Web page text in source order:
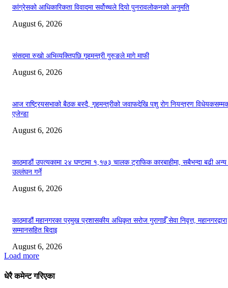
कांग्रेसको आधिकारिकता विवादमा सर्वोच्चले दियो पुनरावलोकनको अनुमति
August 6, 2026
संसदमा रुखो अभिव्यक्तिपछि गृहमन्त्री गुरुङले मागे माफी
August 6, 2026
आज राष्ट्रियसभाको बैठक बस्दै, गृहमन्त्रीको जवाफदेखि पशु रोग नियन्त्रण
एजेन्डा
August 6, 2026
काठमाडौं उपत्यकामा २४ घण्टामा १,१७३ चालक ट्राफिक कारबाहीमा, सबैभन्दा बढी
उल्लंघन गर्ने
August 6, 2026
काठमाडौं महानगरका प्रमुख प्रशासकीय अधिकृत सरोज गुरागाईँ सेवा निवृत्त, महानगरद्वारा
सम्मानसहित बिदाइ
August 6, 2026
Load more
धेरै कमेन्ट गरिएका